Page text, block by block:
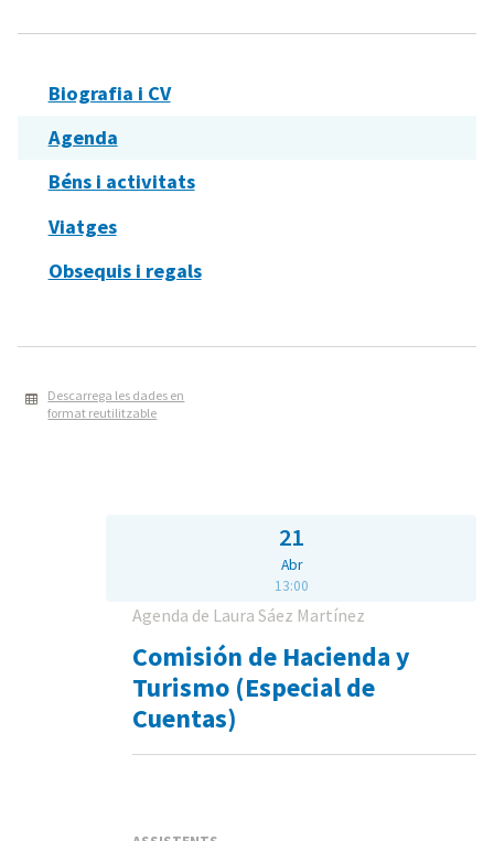
Biografia i CV
Agenda
Béns i activitats
Viatges
Obsequis i regals
Descarrega les dades en
format reutilitzable
21
Abr
13:00
Agenda de Laura Sáez Martínez
Comisión de Hacienda y
Turismo (Especial de
Cuentas)